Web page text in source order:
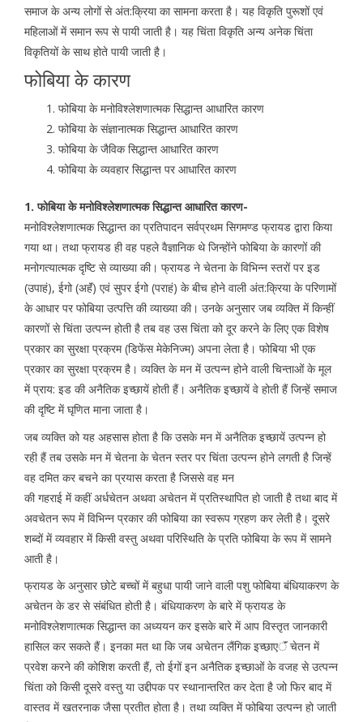
समाज के अन्य लोगों से अंत:क्रिया का सामना करता है। यह विकृति पुरूशों एवं
महिलाओं में समान रूप से पायी जाती है। यह चिंता विकृति अन्य अनेक चिंता
विकृतियों के साथ होते पायी जाती है।
फोबिया के कारण
फोबिया के मनोविश्लेशणात्मक सिद्धान्त आधारित कारण
फोबिया के संज्ञानात्मक सिद्धान्त आधारित कारण
फोबिया के जैविक सिद्धान्त आधारित कारण
फोबिया के व्यवहार सिद्धान्त पर आधारित कारण
1. फोबिया के मनोविश्लेशणात्मक सिद्धान्त आधारित कारण-
मनोविश्लेशणात्मक सिद्धान्त का प्रतिपादन सर्वप्रथम सिगमण्ड फ्रायड द्वारा किया
गया था। तथा फ्रायड ही वह पहले वैज्ञानिक थे जिन्होंने फोबिया के कारणों की
मनोगत्यात्मक दृष्टि से व्याख्या की। फ्रायड ने चेतना के विभिन्न स्तरों पर इड
(उपाहं), ईगो (अहॅं) एवं सुपर ईगो (पराहं) के बीच होने वाली अंत:क्रिया के परिणामों
के आधार पर फोबिया उत्पत्ति की व्याख्या की। उनके अनुसार जब व्यक्ति में किन्हीं
कारणों से चिंता उत्पन्न होती है तब वह उस चिंता को दूर करने के लिए एक विशेष
प्रकार का सुरक्षा प्रक्रम (डिफेंस मेकेनिज्म) अपना लेता है। फोबिया भी एक
प्रकार का सुरक्षा प्रक्रम है। व्यक्ति के मन में उत्पन्न होने वाली चिन्ताओं के मूल
में प्राय: इड की अनैतिक इच्छायें होती हैं। अनैतिक इच्छायें वे होती हैं जिन्हें समाज
की दृष्टि में घृणित माना जाता है।
जब व्यक्ति को यह अहसास होता है कि उसके मन में अनैतिक इच्छायें उत्पन्न हो
रही हैं तब उसके मन में चेतना के चेतन स्तर पर चिंता उत्पन्न होने लगती है जिन्हें
वह दमित कर बचने का प्रयास करता है जिससे वह मन
की गहराई में कहीं अर्धचेतन अथवा अचेतन में प्रतिस्थापित हो जाती है तथा बाद में
अवचेतन रूप में विभिन्न प्रकार की फोबिया का स्वरूप ग्रहण कर लेती है। दूसरे
शब्दों में व्यवहार में किसी वस्तु अथवा परिस्थिति के प्रति फोबिया के रूप में सामने
आती है।
फ्रायड के अनुसार छोटे बच्चों में बहुधा पायी जाने वाली पशु फोबिया बंधियाकरण के
अचेतन के डर से संबंधित होती है। बंधियाकरण के बारे में फ्रायड के
मनोविश्लेशणात्मक सिद्धान्त का अध्ययन कर इसके बारे में आप विस्तृत जानकारी
हासिल कर सकते हैं। इनका मत था कि जब अचेतन लैंगिक इच्छाएॅं चेतन में
प्रवेश करने की कोशिश करती हैं, तो ईगों इन अनैतिक इच्छाओं के वजह से उत्पन्न
चिंता को किसी दूसरे वस्तु या उद्दीपक पर स्थानान्तरित कर देता है जो फिर बाद में
वास्तव में खतरनाक जैसा प्रतीत होता है। तथा व्यक्ति में फोबिया उत्पन्न हो जाती